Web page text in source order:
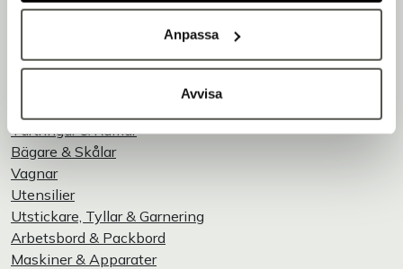
Anpassa
Avvisa
Sortiment
Tårtringar & Ramar
Bägare & Skålar
Vagnar
Utensilier
Utstickare, Tyllar & Garnering
Arbetsbord & Packbord
Maskiner & Apparater